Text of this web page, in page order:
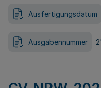
Ausfertigungsdatum
Ausgabennummer